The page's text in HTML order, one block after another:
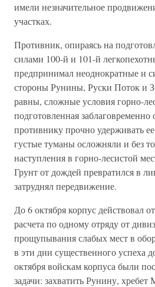
имели незначительное
участках.
Противник, опираясь на
силами 100-й и 101-й
предпринимал неоднократные и
стороны Рунины, Руски Поток и
равны, сложные условия горно-
подготовленная заблаговременно
противнику прочно удерживать
густые туманы осложняли и без
наступления в горно-лесистой
Грунт от дождей превратился в
затруднял передвижение.
До 6 октября корпус действовал
расчета по одному отряду от
прощупывания слабых мест в
в эти дни существенного успеха
октября войскам корпуса были
задачи: захватить Рунину,